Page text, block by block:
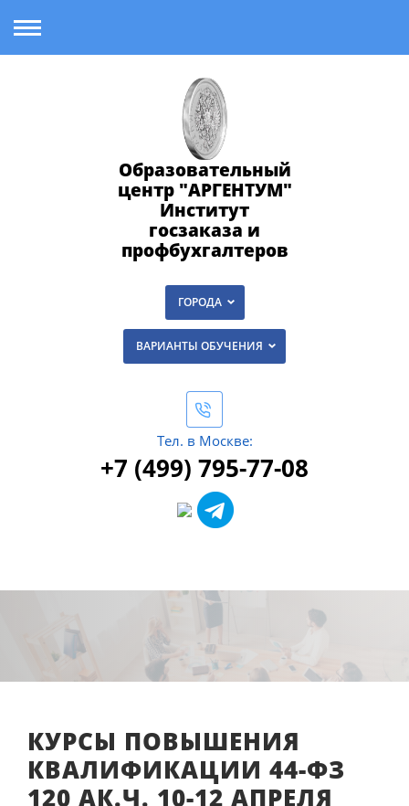
Образовательный
центр "АРГЕНТУМ"
Институт
госзаказа и
профбухгалтеров
ГОРОДА
ВАРИАНТЫ ОБУЧЕНИЯ
Тел. в Москве:
+7 (499) 795-77-08
КУРСЫ ПОВЫШЕНИЯ
КВАЛИФИКАЦИИ 44-ФЗ
120 АК.Ч. 10-12 АПРЕЛЯ